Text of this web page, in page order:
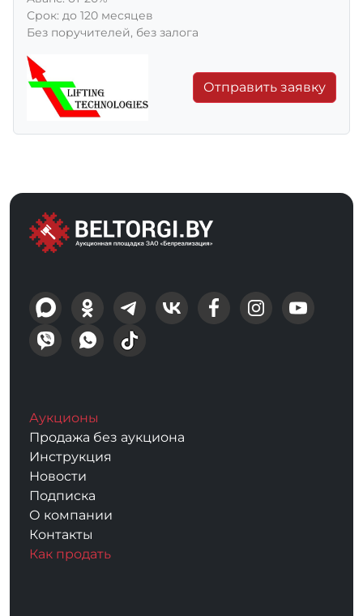
Срок: до 120 месяцев
Без поручителей, без залога
Отправить заявку
Аукционы
Продажа без аукциона
Инструкция
Новости
Подписка
О компании
Контакты
Как продать